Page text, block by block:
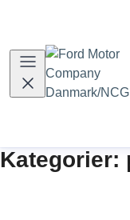
Kategorier: